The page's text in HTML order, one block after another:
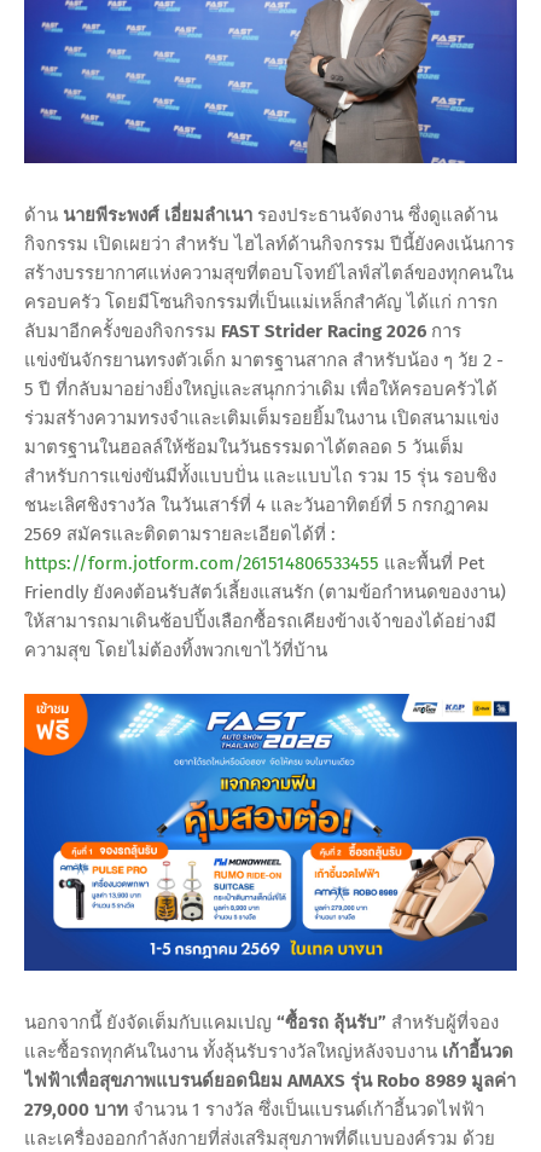
ด้าน นายพีระพงศ์ เอี่ยมลำเนา รองประธานจัดงาน ซึ่งดูแลด้าน
กิจกรรม เปิดเผยว่า สำหรับ ไฮไลท์ด้านกิจกรรม ปีนี้ยังคงเน้นการ
สร้างบรรยากาศแห่งความสุขที่ตอบโจทย์ไลฟ์สไตล์ของทุกคนใน
ครอบครัว โดยมีโซนกิจกรรมที่เป็นแม่เหล็กสำคัญ ได้แก่ การก
ลับมาอีกครั้งของกิจกรรม FAST Strider Racing 2026 การ
แข่งขันจักรยานทรงตัวเด็ก มาตรฐานสากล สำหรับน้อง ๆ วัย 2 -
5 ปี ที่กลับมาอย่างยิ่งใหญ่และสนุกกว่าเดิม เพื่อให้ครอบครัวได้
ร่วมสร้างความทรงจำและเติมเต็มรอยยิ้มในงาน เปิดสนามแข่ง
มาตรฐานในฮอลล์ให้ซ้อมในวันธรรมดาได้ตลอด 5 วันเต็ม
สำหรับการแข่งขันมีทั้งแบบปั่น และแบบไถ รวม 15 รุ่น รอบชิง
ชนะเลิศชิงรางวัล ในวันเสาร์ที่ 4 และวันอาทิตย์ที่ 5 กรกฎาคม
2569 สมัครและติดตามรายละเอียดได้ที่ :
https://form.jotform.com/261514806533455 และพื้นที่ Pet
Friendly ยังคงต้อนรับสัตว์เลี้ยงแสนรัก (ตามข้อกำหนดของงาน)
ให้สามารถมาเดินช้อปปิ้งเลือกซื้อรถเคียงข้างเจ้าของได้อย่างมี
ความสุข โดยไม่ต้องทิ้งพวกเขาไว้ที่บ้าน
นอกจากนี้ ยังจัดเต็มกับแคมเปญ “ซื้อรถ ลุ้นรับ” สำหรับผู้ที่จอง
และซื้อรถทุกคันในงาน ทั้งลุ้นรับรางวัลใหญ่หลังจบงาน เก้าอี้นวด
ไฟฟ้าเพื่อสุขภาพแบรนด์ยอดนิยม AMAXS รุ่น Robo 8989 มูลค่า
279,000 บาท จำนวน 1 รางวัล ซึ่งเป็นแบรนด์เก้าอี้นวดไฟฟ้า
และเครื่องออกกำลังกายที่ส่งเสริมสุขภาพที่ดีแบบองค์รวม ด้วย